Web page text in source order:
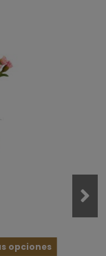
opciones